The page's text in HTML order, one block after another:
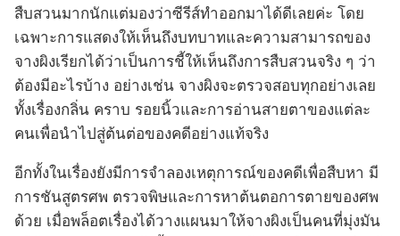
สืบสวนมากนักแต่มองว่าซีรีส์ทำออกมาได้ดีเลยค่ะ โดย
เฉพาะการแสดงให้เห็นถึงบทบาทและความสามารถของ
จางผิงเรียกได้ว่าเป็นการชี้ให้เห็นถึงการสืบสวนจริง ๆ ว่า
ต้องมีอะไรบ้าง อย่างเช่น จางผิงจะตรวจสอบทุกอย่างเลย
ทั้งเรื่องกลิ่น คราบ รอยนิ้วและการอ่านสายตาของแต่ละ
คนเพื่อนำไปสู่ต้นต่อของคดีอย่างแท้จริง
อีกทั้งในเรื่องยังมีการจำลองเหตุการณ์ของคดีเพื่อสืบหา มี
การชันสูตรศพ ตรวจพิษและการหาต้นตอการตายของศพ
ด้วย เมื่อพล็อตเรื่องได้วางแผนมาให้จางผิงเป็นคนที่มุ่งมัน